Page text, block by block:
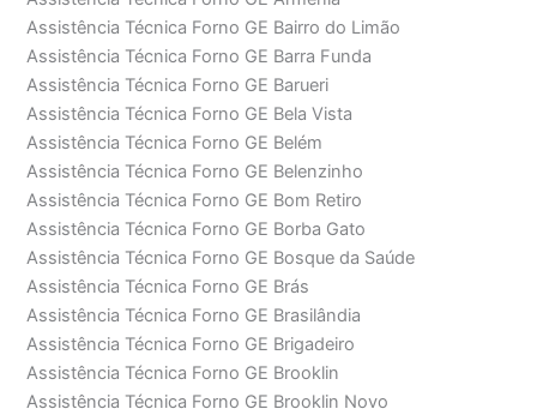
Assistência Técnica Forno GE Bairro do Limão
Assistência Técnica Forno GE Barra Funda
Assistência Técnica Forno GE Barueri
Assistência Técnica Forno GE Bela Vista
Assistência Técnica Forno GE Belém
Assistência Técnica Forno GE Belenzinho
Assistência Técnica Forno GE Bom Retiro
Assistência Técnica Forno GE Borba Gato
Assistência Técnica Forno GE Bosque da Saúde
Assistência Técnica Forno GE Brás
Assistência Técnica Forno GE Brasilândia
Assistência Técnica Forno GE Brigadeiro
Assistência Técnica Forno GE Brooklin
Assistência Técnica Forno GE Brooklin Novo